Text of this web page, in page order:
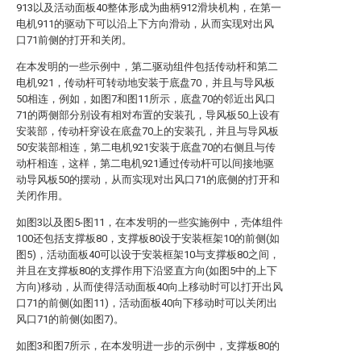
913以及活动面板40整体形成为曲柄912滑块机构，在第一
电机911的驱动下可以沿上下方向滑动，从而实现对出风
口71前侧的打开和关闭。
在本发明的一些示例中，第二驱动组件包括传动杆和第二
电机921，传动杆可转动地安装于底盘70，并且与导风板
50相连，例如，如图7和图11所示，底盘70的邻近出风口
71的两侧部分别设有相对布置的安装孔，导风板50上设有
安装部，传动杆穿设在底盘70上的安装孔，并且与导风板
50安装部相连，第二电机921安装于底盘70的右侧且与传
动杆相连，这样，第二电机921通过传动杆可以间接地驱
动导风板50的摆动，从而实现对出风口71的底侧的打开和
关闭作用。
如图3以及图5-图11，在本发明的一些实施例中，壳体组件
100还包括支撑板80，支撑板80设于安装框架10的前侧(如
图5)，活动面板40可以设于安装框架10与支撑板80之间，
并且在支撑板80的支撑作用下沿竖直方向(如图5中的上下
方向)移动，从而使得活动面板40向上移动时可以打开出风
口71的前侧(如图11)，活动面板40向下移动时可以关闭出
风口71的前侧(如图7)。
如图3和图7所示，在本发明进一步的示例中，支撑板80的